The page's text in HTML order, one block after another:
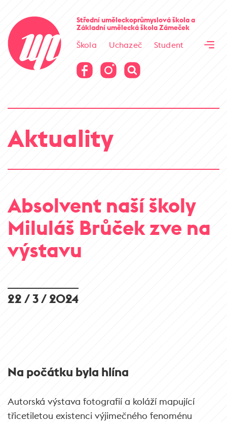
Střední uměleckoprůmyslová školaa
Základní umělecká školaZámeček
Škola Uchazeč
Student
Virtuální prohlídka
Virtuální prohlídka
Aktuality
Absolvent naší školy
Miluláš Brůček zve na
výstavu
22 / 3 / 2024
Na počátku byla hlína
Autorská výstava fotografií a koláží mapující
třicetiletou existenci výjimečného fenoménu